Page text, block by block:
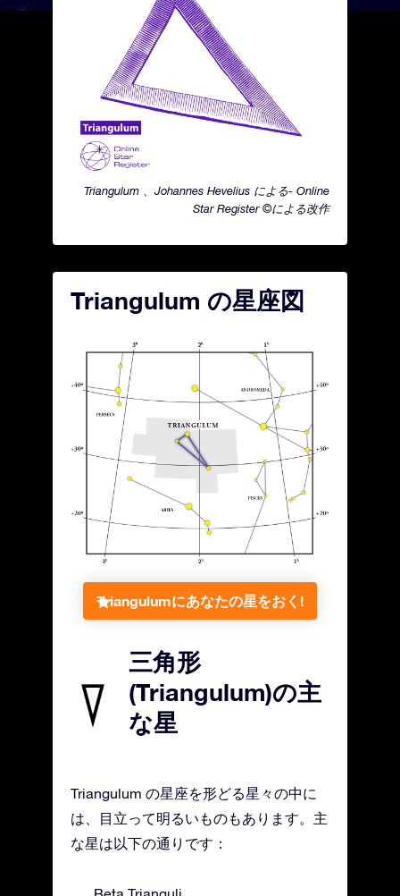
Triangulum 、Johannes Hevelius による- Online
Star Register ©による改作
Triangulum の星座図
Triangulumにあなたの星をおく!
三角形
(Triangulum)の主
な星
Triangulum の星座を形どる星々の中に
は、目立って明るいものもあります。主
な星は以下の通りです：